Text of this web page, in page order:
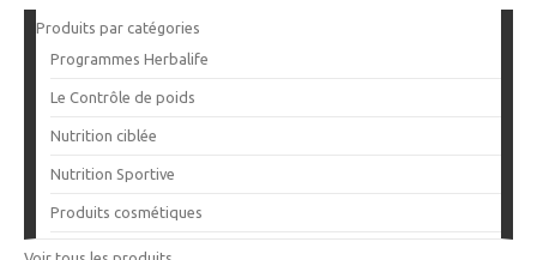
Produits par catégories
Programmes Herbalife
Le Contrôle de poids
Nutrition ciblée
Nutrition Sportive
Produits cosmétiques